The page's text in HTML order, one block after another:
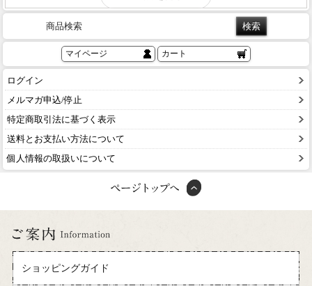
商品検索
マイページ カート
ログイン
メルマガ申込/停止
特定商取引法に基づく表示
送料とお支払い方法について
個人情報の取扱いについて
ショッピングガイド